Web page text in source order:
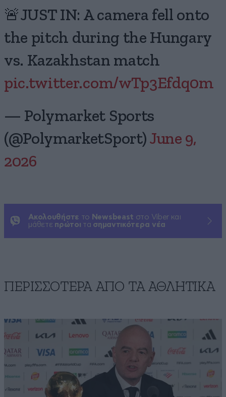
🚨JUST IN: A camera fell onto
the pitch during the Hungary
vs. Kazakhstan match
pic.twitter.com/wTp3Efdq0m
— Polymarket Sports
(@PolymarketSport) June 9,
2026
Ακολουθήστε το Newsbeast στο Viber και
μάθετε πρώτοι τα σημαντικότερα νέα
ΠΕΡΙΣΣΟΤΕΡΑ ΑΠΟ ΤA ΑΘΛΗΤΙΚΑ